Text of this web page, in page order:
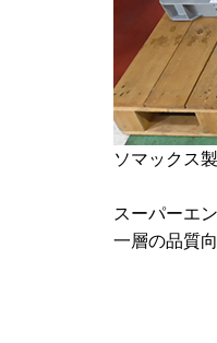
ソマックス
スーパーエ
一層の品質